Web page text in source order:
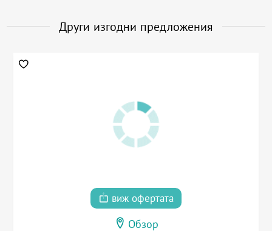
Други изгодни предложения
виж офертата
Обзор